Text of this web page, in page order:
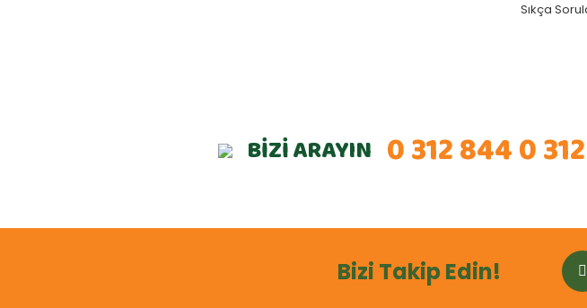
Sıkça
BİZİ ARAYIN 0 312 844 0 312
Bizi Takip Edin!